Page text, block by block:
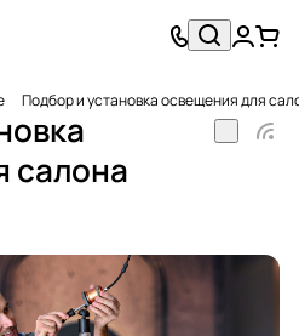
Подбор и установка освещения для
салона